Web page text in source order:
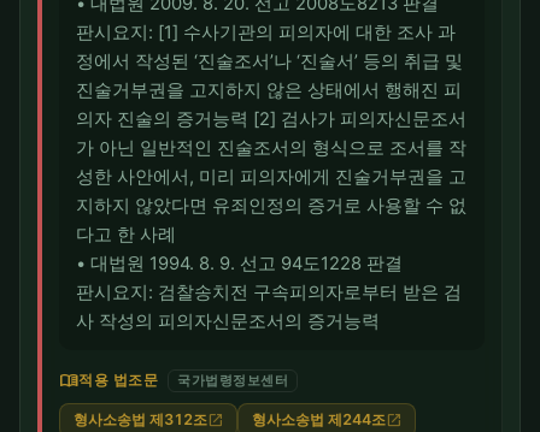
판시요지: [1] 수사기관의 피의자에 대한 조사 과
정에서 작성된 ‘진술조서’나 ‘진술서’ 등의 취급 및
진술거부권을 고지하지 않은 상태에서 행해진 피
의자 진술의 증거능력 [2] 검사가 피의자신문조서
가 아닌 일반적인 진술조서의 형식으로 조서를 작
성한 사안에서, 미리 피의자에게 진술거부권을 고
지하지 않았다면 유죄인정의 증거로 사용할 수 없
다고 한 사례
• 대법원 1994. 8. 9. 선고 94도1228 판결
판시요지: 검찰송치전 구속피의자로부터 받은 검
사 작성의 피의자신문조서의 증거능력
menu_book적용 법조문 국가법령정보센터
형사소송법 제312조 open_in_new 형사소송법 제244조 open_in_new